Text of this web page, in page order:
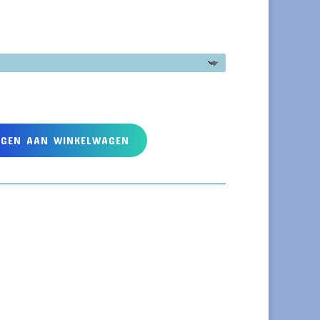
AAN WINKELWAGEN